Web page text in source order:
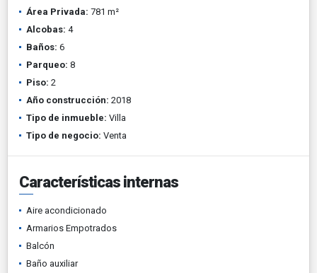
Área Privada: 781 m²
Alcobas: 4
Baños: 6
Parqueo: 8
Piso: 2
Año construcción: 2018
Tipo de inmueble: Villa
Tipo de negocio: Venta
Características internas
Aire acondicionado
Armarios Empotrados
Balcón
Baño auxiliar